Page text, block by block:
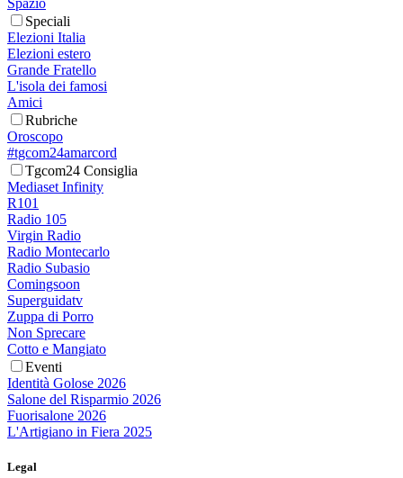
Spazio
Speciali
Elezioni Italia
Elezioni estero
Grande Fratello
L'isola dei famosi
Amici
Rubriche
Oroscopo
#tgcom24amarcord
Tgcom24 Consiglia
Mediaset Infinity
R101
Radio 105
Virgin Radio
Radio Montecarlo
Radio Subasio
Comingsoon
Superguidatv
Zuppa di Porro
Non Sprecare
Cotto e Mangiato
Eventi
Identità Golose 2026
Salone del Risparmio 2026
Fuorisalone 2026
L'Artigiano in Fiera 2025
Legal